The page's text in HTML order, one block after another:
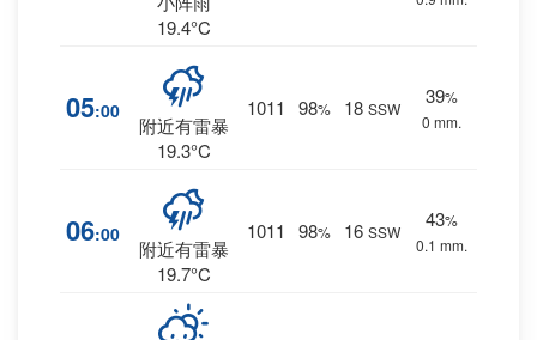
19.4°C
05:00
附近有雷暴
19.3°C
1011 98% 18 SSW
39%
0 mm.
06:00
附近有雷暴
19.7°C
1011 98% 16 SSW
43%
0.1 mm.